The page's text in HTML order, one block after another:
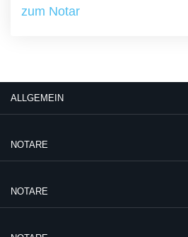
zum Notar
ALLGEMEIN
NOTARE
NOTARE